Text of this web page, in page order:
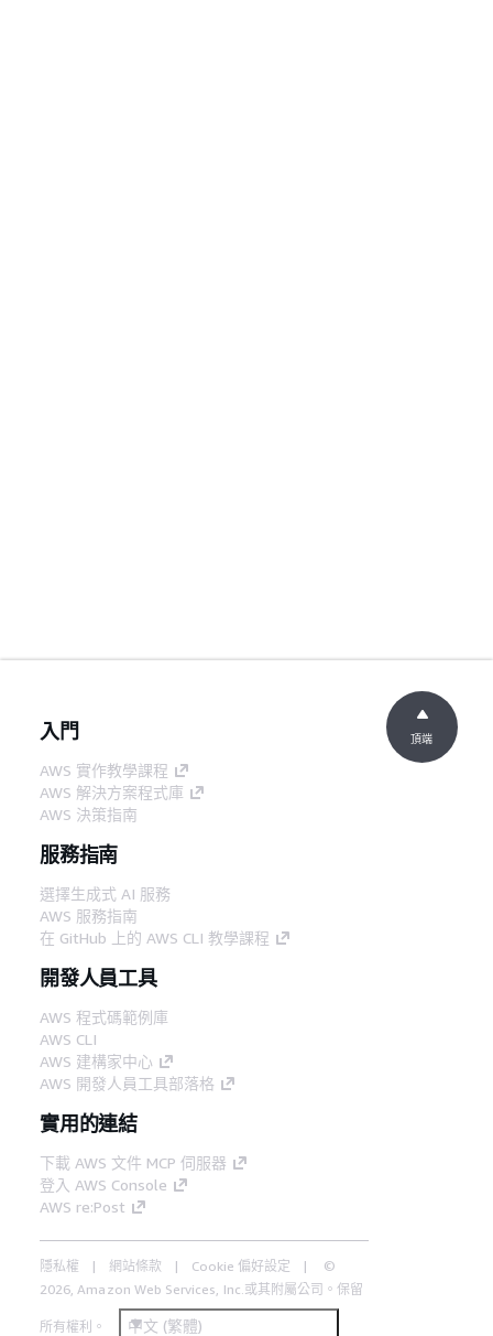
入門
AWS 實作教學課程
AWS 解決方案程式庫
AWS 決策指南
服務指南
選擇生成式 AI 服務
AWS 服務指南
在 GitHub 上的 AWS CLI 教學課程
開發人員工具
AWS 程式碼範例庫
AWS CLI
AWS 建構家中心
AWS 開發人員工具部落格
實用的連結
下載 AWS 文件 MCP 伺服器
登入 AWS Console
AWS re:Post
隱私權 網站條款 Cookie 偏好設定
©
2026, Amazon Web Services, Inc.或其附屬公司。保留
所有權利。 中文 (繁體)
頂端